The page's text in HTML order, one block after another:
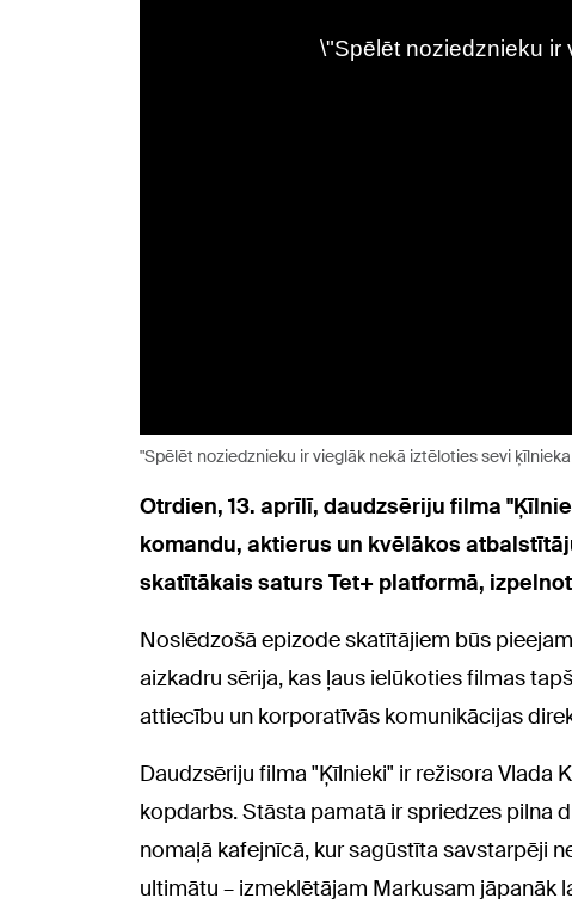
"Spēlēt noziedznieku ir vieglāk nekā iztēloties sevi
Otrdien, 13. aprīlī, daudzsēriju filma
komandu, aktierus un kvēlākos
skatītākais saturs Tet+ platformā,
Noslēdzošā epizode skatītājiem būs
aizkadru sērija, kas ļaus ielūkoties filmas
attiecību un korporatīvās komunikācijas
Daudzsēriju filma "Ķīlnieki" ir režisora
kopdarbs. Stāsta pamatā ir spriedzes pilna
nomaļā kafejnīcā, kur sagūstīta savstarpēji
ultimātu – izmeklētājam Markusam jāpanāk